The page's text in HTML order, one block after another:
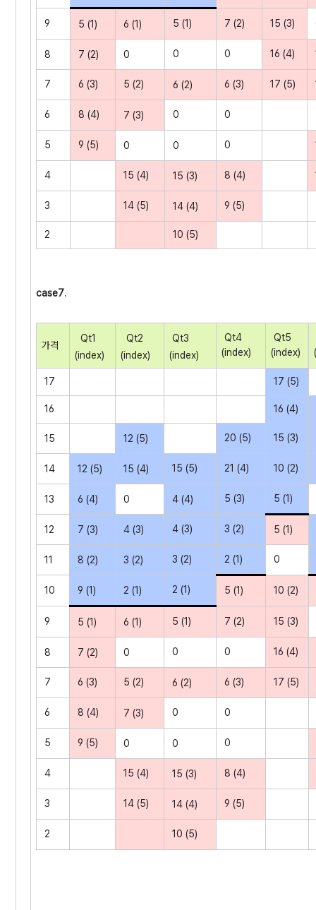
9 5 (1) 6 (1) 5 (1) 7 (2) 15 (3)
8 7 (2) 0 0 0 16 (4)
7 6 (3) 5 (2) 6 (2) 6 (3) 17 (5)
6 8 (4) 7 (3) 0 0
5 9 (5) 0 0 0
4 15 (4) 15 (3) 8 (4)
3 14 (5) 14 (4) 9 (5)
2 10 (5)
case7.
가격
Qt1
(index)
Qt2
(index)
Qt3
(index)
Qt4
(index)
Qt5
(index)
17 17 (5)
16 16 (4)
15 12 (5) 20 (5) 15 (3)
14 12 (5) 15 (4) 15 (5) 21 (4) 10 (2)
13 6 (4) 0 4 (4) 5 (3) 5 (1)
12 7 (3) 4 (3) 4 (3) 3 (2) 5 (1)
11 8 (2) 3 (2) 3 (2) 2 (1) 0
10 9 (1) 2 (1) 2 (1) 5 (1) 10 (2)
9 5 (1) 6 (1) 5 (1) 7 (2) 15 (3)
8 7 (2) 0 0 0 16 (4)
7 6 (3) 5 (2) 6 (2) 6 (3) 17 (5)
6 8 (4) 7 (3) 0 0
5 9 (5) 0 0 0
4 15 (4) 15 (3) 8 (4)
3 14 (5) 14 (4) 9 (5)
2 10 (5)